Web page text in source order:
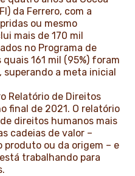
da Ferrero, com a
ou mesmo
mais de 170 mil
no Programa de
161 mil (95%) foram
superando a meta inicial
Relatório de Direitos
final de 2021. O relatório
direitos humanos mais
cadeias de valor –
ou da origem – e
trabalhando para